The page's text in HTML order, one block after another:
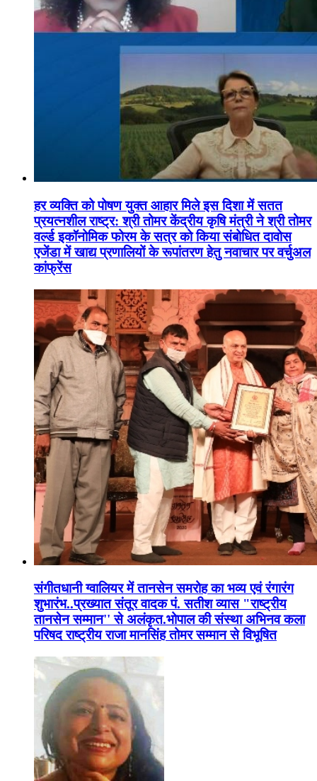
हर व्यक्ति को पोषण युक्त आहार मिले इस दिशा में सतत
प्रयत्नशील राष्ट्र: श्री तोमर केंद्रीय कृषि मंत्री ने श्री तोमर
वर्ल्ड इकॉनोमिक फोरम के सत्र को किया संबोधित दावोस
एजेंडा में खाद्य प्रणालियों के रूपांतरण हेतु नवाचार पर वर्चुअल
कांफ्रेंस
संगीतधानी ग्वालियर में तानसेन समरोह का भव्य एवं रंगारंग
शुभारंभ..प्रख्यात संतूर वादक पं. सतीश व्यास "राष्ट्रीय
तानसेन सम्मान'' से अलंकृत.भोपाल की संस्था अभिनव कला
परिषद राष्ट्रीय राजा मानसिंह तोमर सम्मान से विभूषित